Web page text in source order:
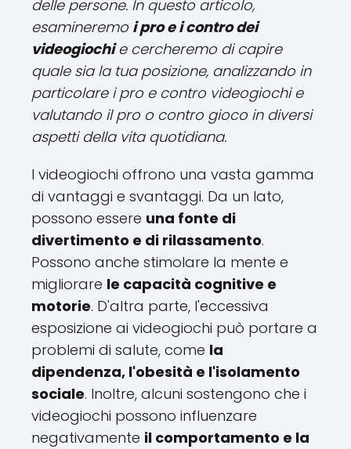
delle persone. In questo articolo,
esamineremo i pro e i contro dei
videogiochie cercheremo di capire
quale sia la tua posizione, analizzando in
particolare i pro e contro videogiochi e
valutando il pro o contro gioco in diversi
aspetti della vita quotidiana.
I videogiochi offrono una vasta gamma
di vantaggi e svantaggi. Da un lato,
possono essere una fonte di
divertimento e di rilassamento.
Possono anche stimolare la mente e
migliorare le capacità cognitive e
motorie. D'altra parte, l'eccessiva
esposizione ai videogiochi può portare a
problemi di salute, come la
dipendenza, l'obesità e l'isolamento
sociale. Inoltre, alcuni sostengono che i
videogiochi possono influenzare
negativamente il comportamento e la